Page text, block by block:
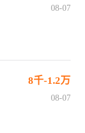
08-07
8千-1.2万
08-07